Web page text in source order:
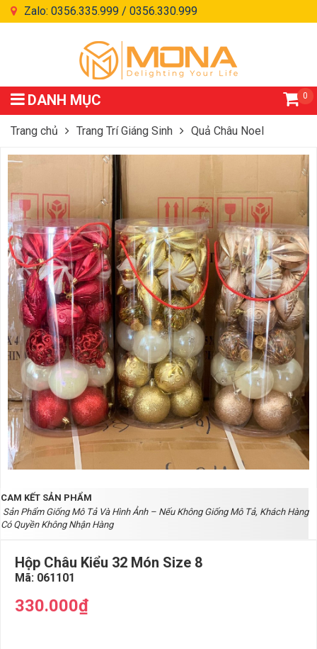
Zalo: 0356.335.999 / 0356.330.999
DANH MỤC 0
Trang chủ Trang Trí Giáng Sinh Quả Châu Noel
Hộp Châu Kiểu 32 Món Size 8
CAM KẾT SẢN PHẨM
Sản Phẩm Giống Mô Tả Và Hình Ảnh – Nếu Không Giống Mô Tả, Khách Hàng
Có Quyền Không Nhận Hàng
Hộp Châu Kiểu 32 Món Size 8
Mã: 061101
330.000₫